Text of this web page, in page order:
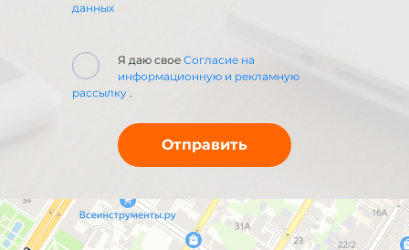
данных
Я даю свое Согласие на
информационную и рекламную
рассылку .